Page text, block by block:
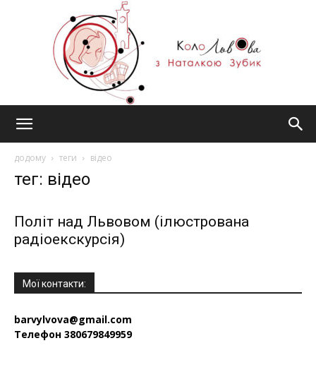
додому
теги відео
тег: відео
Політ над Львовом (ілюстрована
радіоекскурсія)
Мої контакти:
barvylvova@gmail.com
Телефон 380679849959